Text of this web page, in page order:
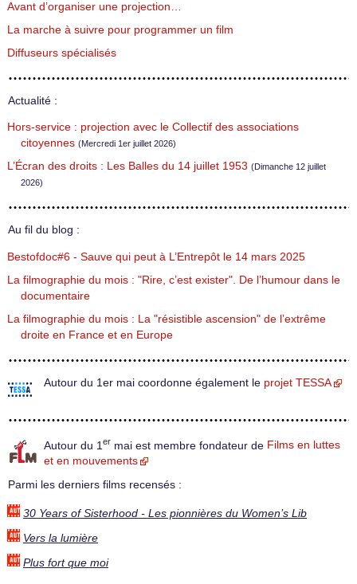
Avant d’organiser une projection…
La marche à suivre pour programmer un film
Diffuseurs spécialisés
Actualité :
Hors-service : projection avec le Collectif des associations
citoyennes (Mercredi 1er juillet 2026)
L’Écran des droits : Les Balles du 14 juillet 1953 (Dimanche 12 juillet
2026)
Au fil du blog :
Bestofdoc#6 - Sauve qui peut à L’Entrepôt le 14 mars 2025
La filmographie du mois : "Rire, c’est exister". De l’humour dans le
documentaire
La filmographie du mois : La "résistible ascension" de l’extrême
droite en France et en Europe
Autour du 1er mai coordonne également le projet TESSA
Autour du 1 er mai est membre fondateur de Films en luttes
et en mouvements
Parmi les derniers films recensés :
30 Years of Sisterhood - Les pionnières du Women’s Lib
Vers la lumière
Plus fort que moi